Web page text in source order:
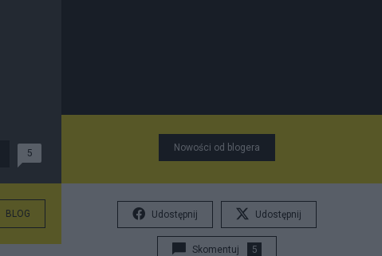
5
BLOG
Nowości od blogera
Udostępnij Udostępnij
Skomentuj 5